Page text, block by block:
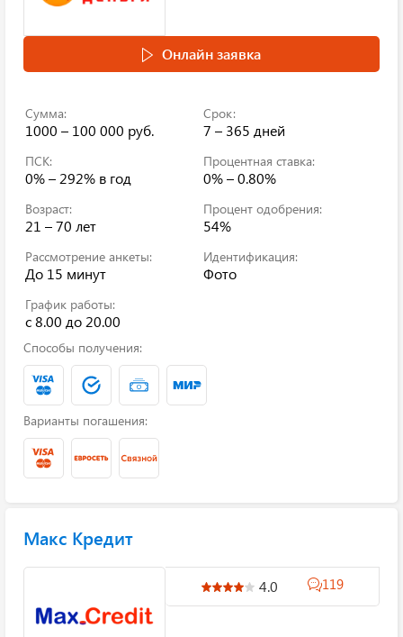
Онлайн заявка
Сумма:
1000 – 100 000 руб.
Срок:
7 – 365 дней
ПСК:
0% – 292% в год
Процентная ставка:
0% – 0.80%
Возраст:
21 – 70 лет
Процент одобрения:
54%
Рассмотрение анкеты:
До 15 минут
Идентификация:
Фото
График работы:
с 8.00 до 20.00
Способы получения:
Варианты погашения:
Макс Кредит
4.0 119